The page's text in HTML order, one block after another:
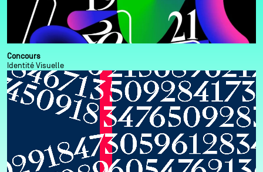
Concours
Identité Visuelle